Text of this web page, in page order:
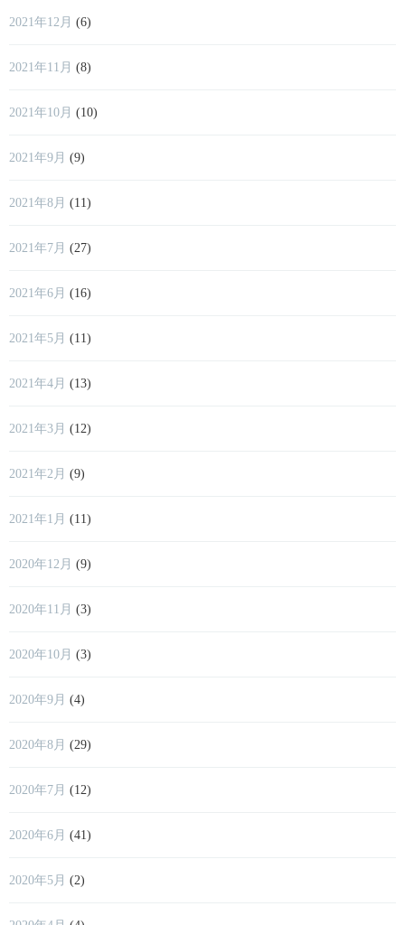
2021年12月 (6)
2021年11月 (8)
2021年10月 (10)
2021年9月 (9)
2021年8月 (11)
2021年7月 (27)
2021年6月 (16)
2021年5月 (11)
2021年4月 (13)
2021年3月 (12)
2021年2月 (9)
2021年1月 (11)
2020年12月 (9)
2020年11月 (3)
2020年10月 (3)
2020年9月 (4)
2020年8月 (29)
2020年7月 (12)
2020年6月 (41)
2020年5月 (2)